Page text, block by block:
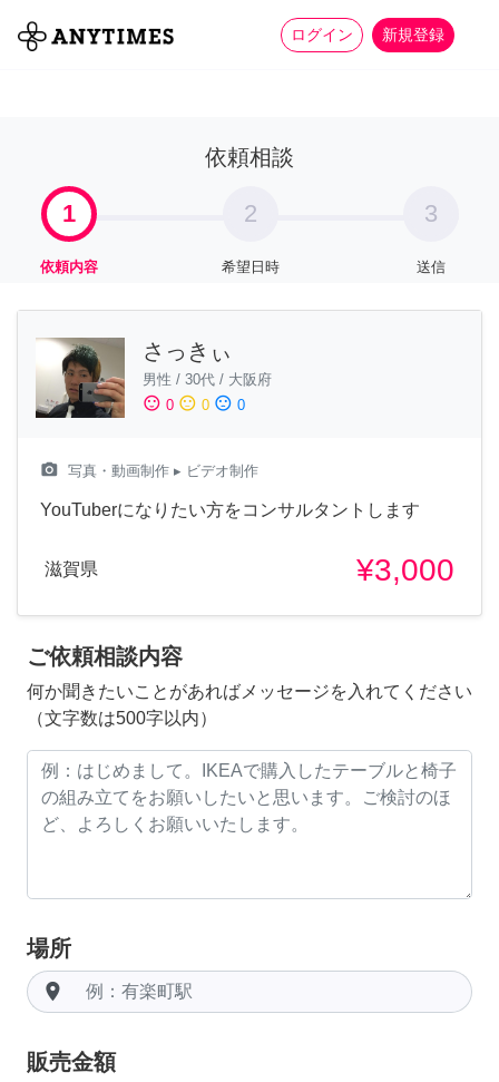
ログイン 新規登録
全て 家事 more_horiz
依頼相談
1
依頼内容
2
希望日時
3
送信
さっきぃ
男性 / 30代 / 大阪府
sentiment_satisfied 0 sentiment_neutral 0 sentiment_dissatisfied 0
camera_alt 写真・動画制作 ▸ ビデオ制作
YouTuberになりたい方をコンサルタントします
滋賀県 ¥3,000
ご依頼相談内容
何か聞きたいことがあればメッセージを入れてください
（文字数は500字以内）
場所
room
販売金額